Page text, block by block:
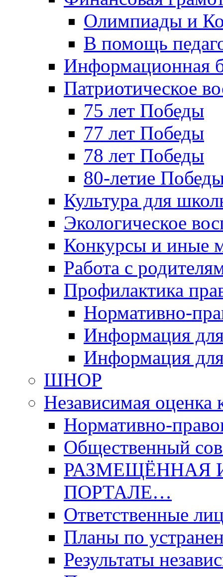
Олимпиады и
В помощь
Информационная
Патриотическое
75 лет Победы
77 лет Победы
78 лет Победы
80-летие
Культура для
Экологическое
Конкурсы и иные
Работа с
Профилактика
Нормативно-
Информация для
Информация
ШНОР
Независимая оценка
Нормативно-
Общественный
РАЗМЕЩЁННАЯ
ПОРТАЛЕ…
Ответственные
Планы по
Результаты